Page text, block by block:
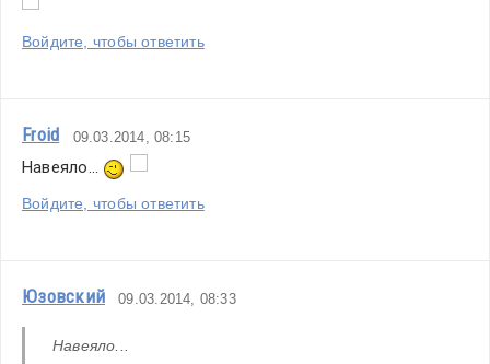
Войдите, чтобы ответить
Froid 09.03.2014, 08:15
Навеяло...
Войдите, чтобы ответить
Юзовский 09.03.2014, 08:33
Навеяло...